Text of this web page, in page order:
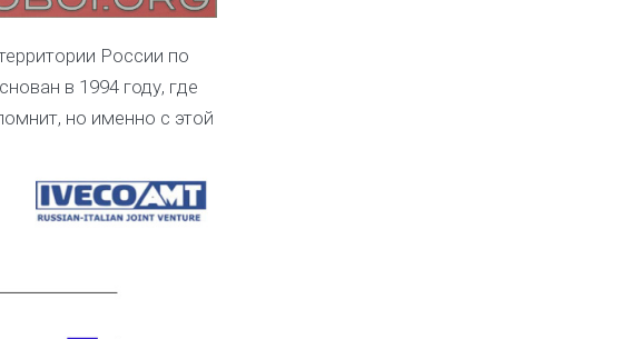
России по
в 1994 году, где
но именно с этой